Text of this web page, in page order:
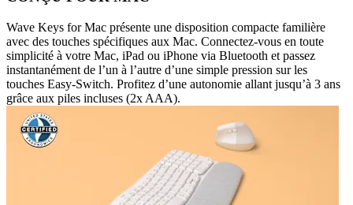
Wave Keys for Mac présente une disposition compacte familière
avec des touches spécifiques aux Mac. Connectez-vous en toute
simplicité à votre Mac, iPad ou iPhone via Bluetooth et passez
instantanément de l’un à l’autre d’une simple pression sur les
touches Easy-Switch. Profitez d’une autonomie allant jusqu’à 3 ans
grâce aux piles incluses (2x AAA).